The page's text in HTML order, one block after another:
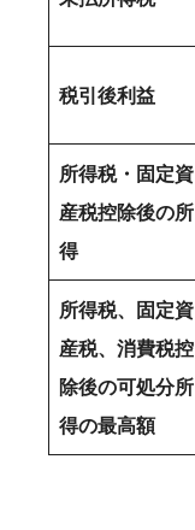
税引後利益
所得税・固定資
産税控除後の所
得
所得税、固定資
産税、消費税控
除後の可処分所
得の最高額